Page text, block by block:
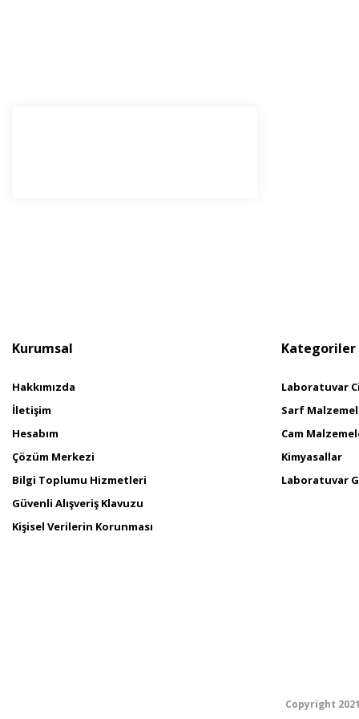
Kurumsal
Hakkımızda
İletişim
Hesabım
Çözüm Merkezi
Bilgi Toplumu Hizmetleri
Güvenli Alışveriş Klavuzu
Kişisel Verilerin Korunması
Kategoriler
Laboratuvar
Sarf
Cam
Kimyasallar
Laboratuvar
Copyright